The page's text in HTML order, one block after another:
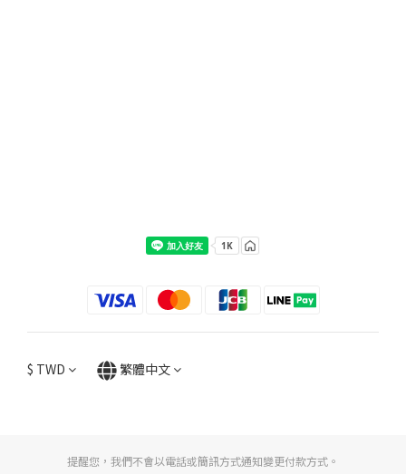
$ TWD 繁體中文
提醒您，我們不會以電話或簡訊方式通知變更付款方式。